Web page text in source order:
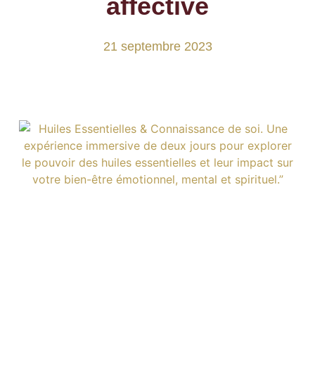
affective
21 septembre 2023